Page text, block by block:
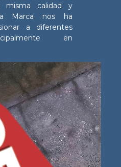
misma calidad y
Marca nos ha
a diferentes
en